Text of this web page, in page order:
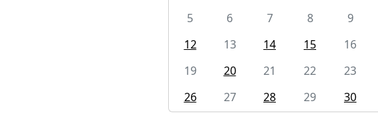
5
6 7 8 9
12
13 14 15 16
19
20 21 22 23
26
27 28 29 30